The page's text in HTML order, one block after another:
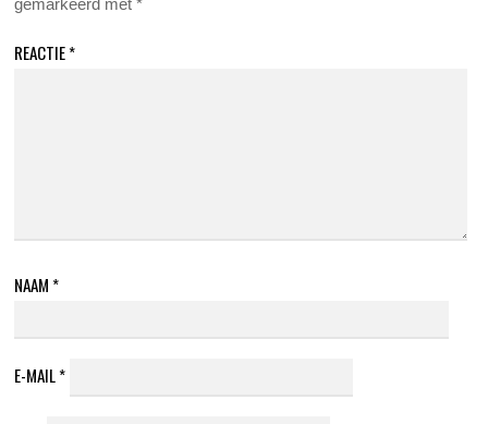
gemarkeerd met*
REACTIE*
NAAM *
E-MAIL*